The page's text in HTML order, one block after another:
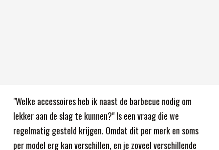
"Welke accessoires heb ik naast de barbecue nodig om
lekker aan de slag te kunnen?" Is een vraag die we
regelmatig gesteld krijgen. Omdat dit per merk en soms
per model erg kan verschillen, en je zoveel verschillende